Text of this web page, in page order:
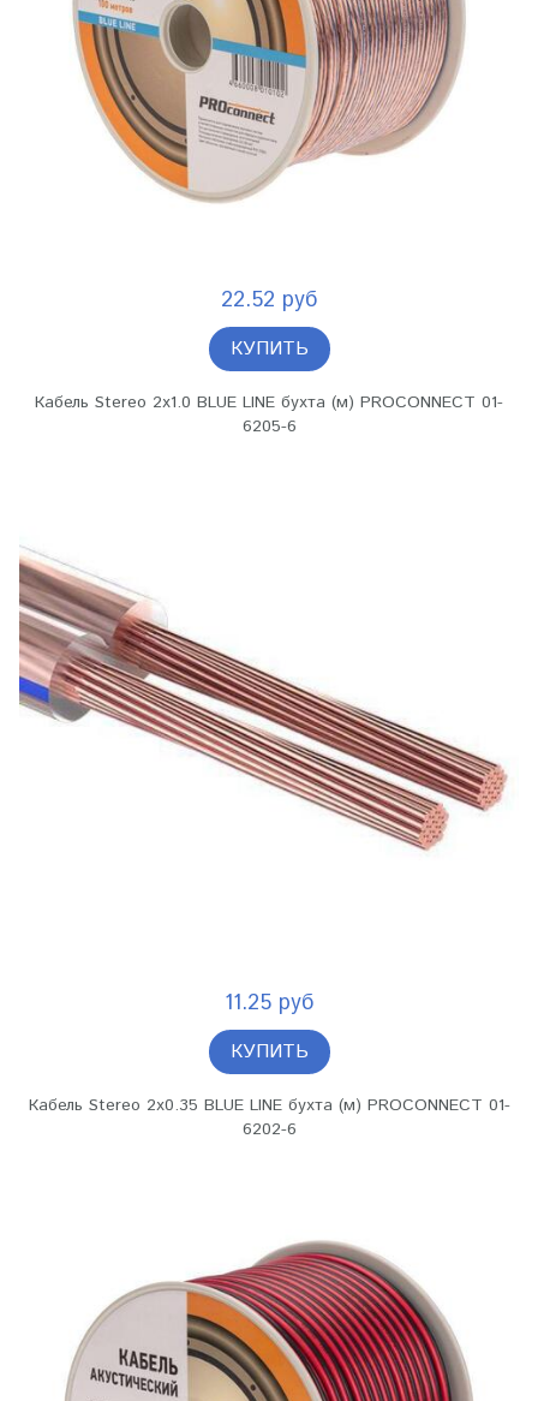
22.52 руб
КУПИТЬ
Кабель Stereo 2х1.0 BLUE LINE бухта (м) PROCONNECT 01-
6205-6
11.25 руб
КУПИТЬ
Кабель Stereo 2х0.35 BLUE LINE бухта (м) PROCONNECT 01-
6202-6